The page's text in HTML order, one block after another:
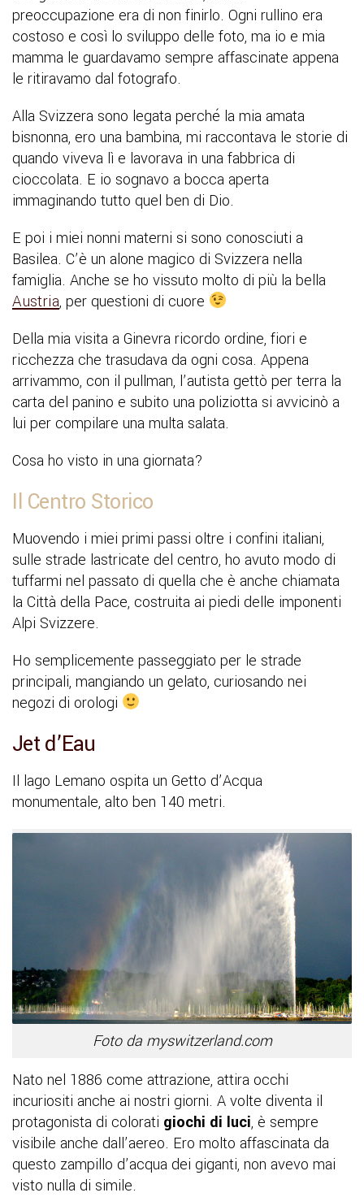
preoccupazione era di non finirlo. Ogni rullino era
costoso e così lo sviluppo delle foto, ma io e mia
mamma le guardavamo sempre affascinate appena
le ritiravamo dal fotografo.
Alla Svizzera sono legata perché la mia amata
bisnonna, ero una bambina, mi raccontava le storie di
quando viveva lì e lavorava in una fabbrica di
cioccolata. E io sognavo a bocca aperta
immaginando tutto quel ben di Dio.
E poi i miei nonni materni si sono conosciuti a
Basilea. C’è un alone magico di Svizzera nella
famiglia. Anche se ho vissuto molto di più la bella
Austria, per questioni di cuore
Della mia visita a Ginevra ricordo ordine, fiori e
ricchezza che trasudava da ogni cosa. Appena
arrivammo, con il pullman, l’autista gettò per terra la
carta del panino e subito una poliziotta si avvicinò a
lui per compilare una multa salata.
Cosa ho visto in una giornata?
Il Centro Storico
Muovendo i miei primi passi oltre i confini italiani,
sulle strade lastricate del centro, ho avuto modo di
tuffarmi nel passato di quella che è anche chiamata
la Città della Pace, costruita ai piedi delle imponenti
Alpi Svizzere.
Ho semplicemente passeggiato per le strade
principali, mangiando un gelato, curiosando nei
negozi di orologi
Jet d’Eau
Il lago Lemano ospita un Getto d’Acqua
monumentale, alto ben 140 metri.
Foto da myswitzerland.com
Nato nel 1886 come attrazione, attira occhi
incuriositi anche ai nostri giorni. A volte diventa il
protagonista di colorati giochi di luci, è sempre
visibile anche dall’aereo. Ero molto affascinata da
questo zampillo d’acqua dei giganti, non avevo mai
visto nulla di simile.